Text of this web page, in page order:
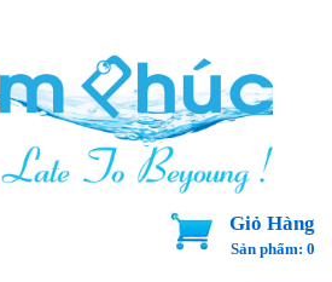
Giỏ Hàng
Sản phẩm: 0